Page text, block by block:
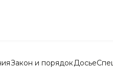
Закон и порядок Досье